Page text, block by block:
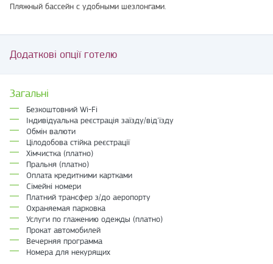
Пляжный бассейн с удобными шезлонгами.
Додаткові опції готелю
Загальні
Безкоштовний Wi-Fi
Індивідуальна реєстрація заїзду/від'їзду
Обмін валюти
Цілодобова стійка реєстрації
Хімчистка (платно)
Пральня (платно)
Оплата кредитними картками
Сімейні номери
Платний трансфер з/до аеропорту
Охраняемая парковка
Услуги по глажению одежды (платно)
Прокат автомобилей
Вечерняя программа
Номера для некурящих